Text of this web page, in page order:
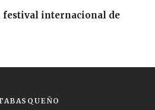
festival internacional de